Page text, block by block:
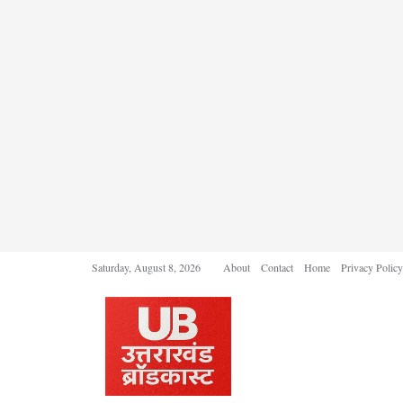
Saturday, August 8, 2026 About Contact Home Privacy Policy